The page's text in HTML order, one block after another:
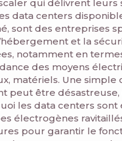
qui délivrent leurs
data centers
sont des entreprises
et la
notamment en
des moyens
matériels. Une simple
peut être désastreuse,
les data centers sont
électrogènes
pour garantir le